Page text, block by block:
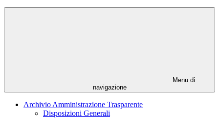
Menu di
navigazione
Archivio Amministrazione Trasparente
Disposizioni Generali